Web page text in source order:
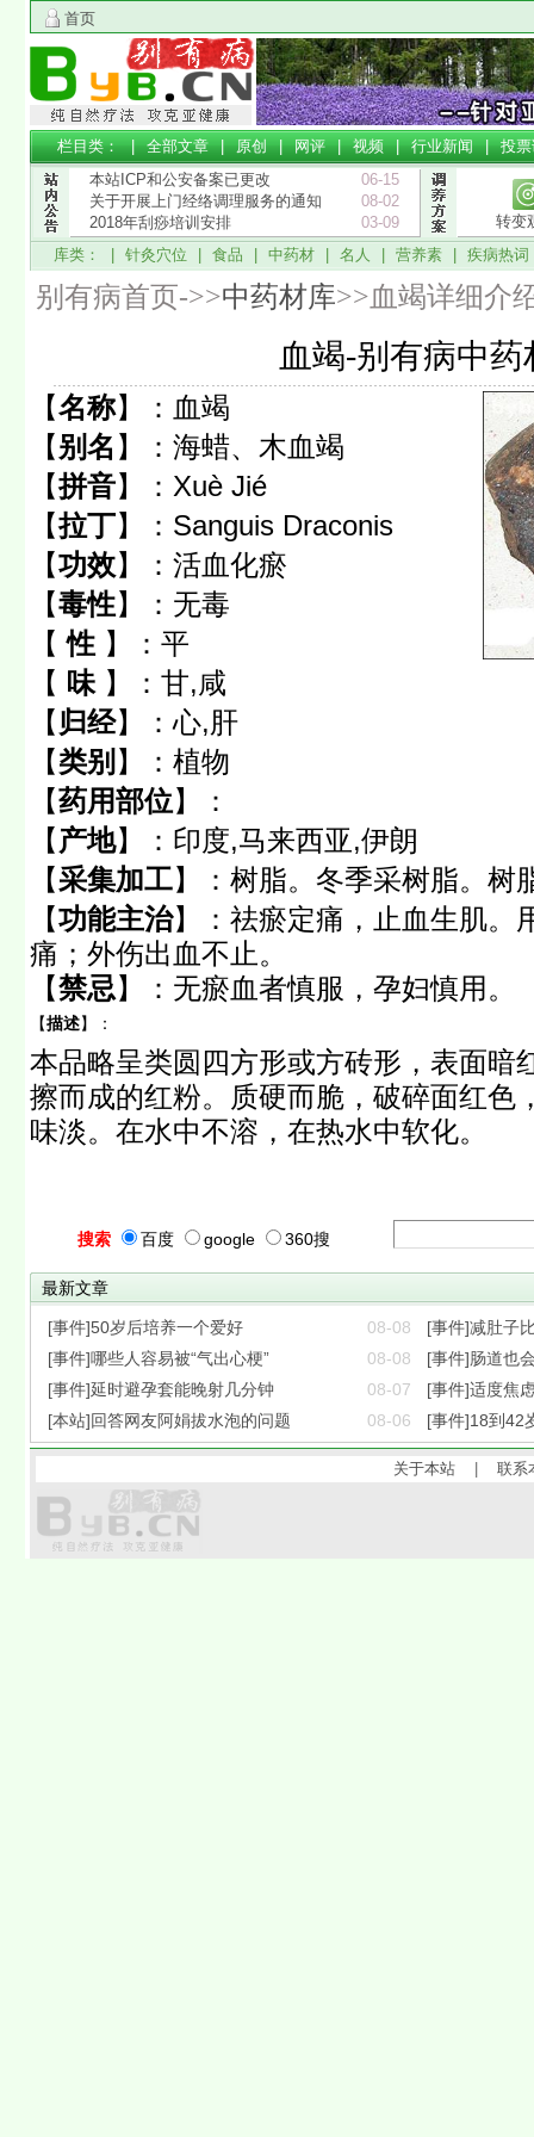
首页
栏目类： |全部文章|原创|网评|视频|行业新闻|投
本站ICP和公安备案已更改
06-15
关于开展上门经络调理服务的通知
08-02
2018年刮痧培训安排
03-09
转变
库类： | 针灸穴位 食品 中药材 名人 营养素 疾病热词
别有病首页->>中药材库>>血竭详细介
血竭-别有病中药
【名称】： 血竭
【别名 】： 海蜡、木血竭
【拼音】： Xuè Jié
【拉丁】： Sanguis Draconis
【功效】： 活血化瘀
【毒性】： 无毒
【 性 】： 平
【 味 】： 甘,咸
【 归经】：心,肝
【类别 】： 植物
【药用部位】：
【 产地】： 印度,马来西亚,伊朗
【采集加工】： 树脂。冬季采树脂。树
【功能主治】： 祛瘀定痛，止血生肌。
痛；外伤出血不止。
【禁忌】： 无瘀血者慎服，孕妇慎用。
【描述】：
本品略呈类圆四方形或方砖形，表面暗
擦而成的红粉。质硬而脆，破碎面红色
味淡。在水中不溶，在热水中软化。
搜索 百度 google 360搜
最新文章
[事件]50岁后培养一个爱好 08-08
[事件]减肚子
[事件]哪些人容易被“气出心梗”
08-08
[事件]肠道也
[事件]延时避孕套能晚射几分钟
08-07
[事件]适度焦
[本站]回答网友阿娟拔水泡的问题
08-06 [事件]18到42
关于本站 |联系